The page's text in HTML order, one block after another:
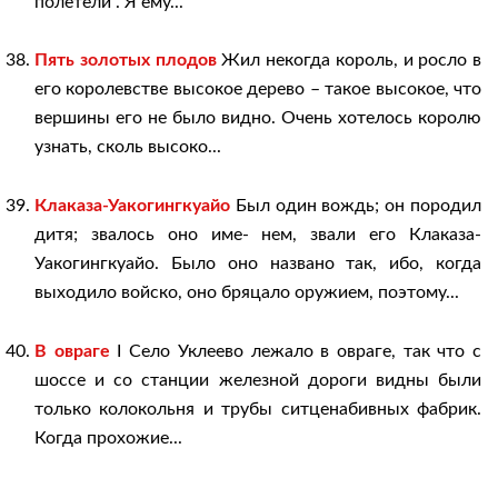
Пять золотых плодовЖил некогда король, и росло в
его королевстве высокое дерево – такое высокое, что
вершины его не было видно. Очень хотелось королю
узнать, сколь высоко...
Клаказа-Уакогингкуайо Был один вождь; он породил
дитя; звалось оно име- нем, звали его Клаказа-
Уакогингкуайо. Было оно названо так, ибо, когда
выходило войско, оно бряцало оружием, поэтому...
В овраге I Село Уклеево лежало в овраге, так что с
шоссе и со станции железной дороги видны были
только колокольня и трубы ситценабивных фабрик.
Когда прохожие...